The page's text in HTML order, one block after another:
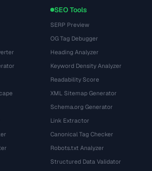
SEO Tools
SERP Preview
OG Tag Debugger
Heading Analyzer
Keyword Density Analyzer
Readability Score
XML Sitemap Generator
Schema.org Generator
Link Extractor
Canonical Tag Checker
Robots.txt Analyzer
Structured Data Validator